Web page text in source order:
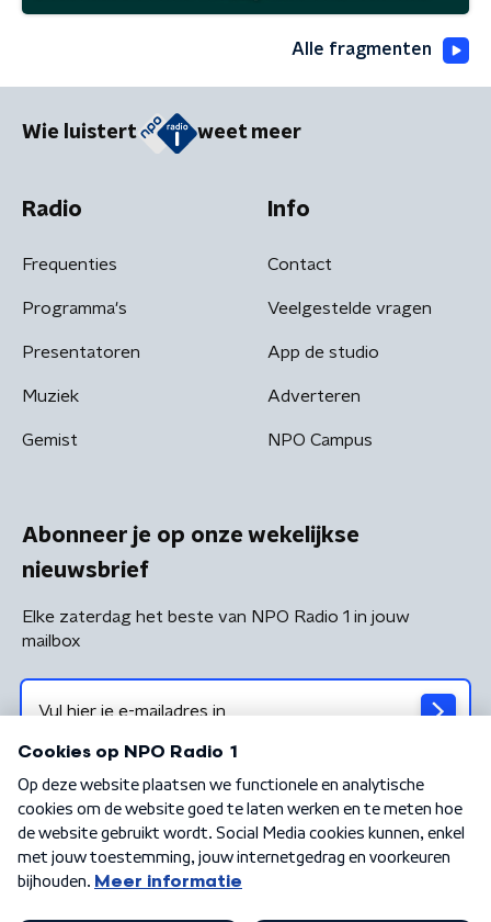
Alle fragmenten
Wie luistert weet meer
Radio
Frequenties
Programma's
Presentatoren
Muziek
Gemist
Info
Contact
Veelgestelde vragen
App de studio
Adverteren
NPO Campus
Abonneer je op onze wekelijkse
nieuwsbrief
Elke zaterdag het beste van NPO Radio 1 in jouw
mailbox
Algemene voorwaarden